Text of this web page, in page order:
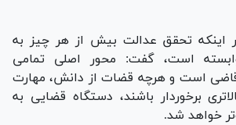
اینکه تحقق عدالت بیش از هر چیز به
است، گفت: محور اصلی تمامی
قاضی است و هرچه قضات از دانش، مهارت
برخوردار باشند، دستگاه قضایی به
خواهد شد.